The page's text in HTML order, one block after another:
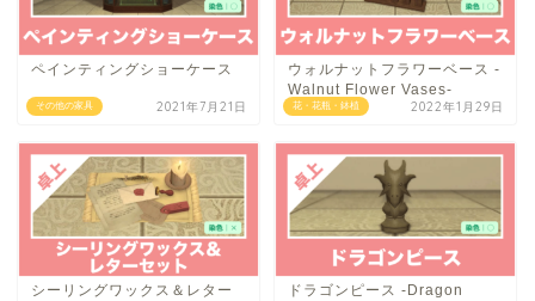
その他の家具
ペインティングショーケース
2021年7月21日 花・花瓶・鉢植
ウォルナットフラワーベース -
Walnut Flower Vases-
2022年1月29日
シーリングワックス＆レター
ドラゴンピース -Dragon